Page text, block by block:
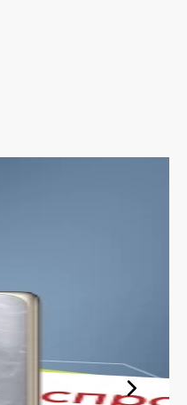
времени.
итоговой
по всему
именно тот продукт,